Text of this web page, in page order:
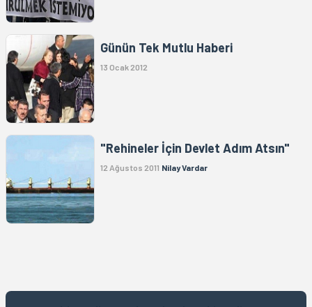
Günün Tek Mutlu Haberi
13 Ocak 2012
"Rehineler İçin Devlet Adım Atsın"
12 Ağustos 2011 Nilay Vardar